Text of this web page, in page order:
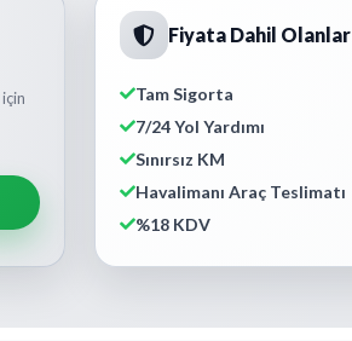
Fiyata Dahil Olanlar
Tam Sigorta
7/24 Yol Yardımı
Sınırsız KM
Havalimanı Araç Teslimatı
%18 KDV